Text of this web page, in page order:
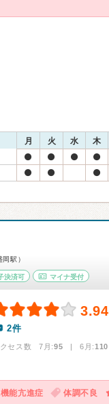
月 火 水 木
駅）
決済可 マイナ受付
3.94
2件
セス数 7月:95 | 6月:110
能亢進症 体調不良